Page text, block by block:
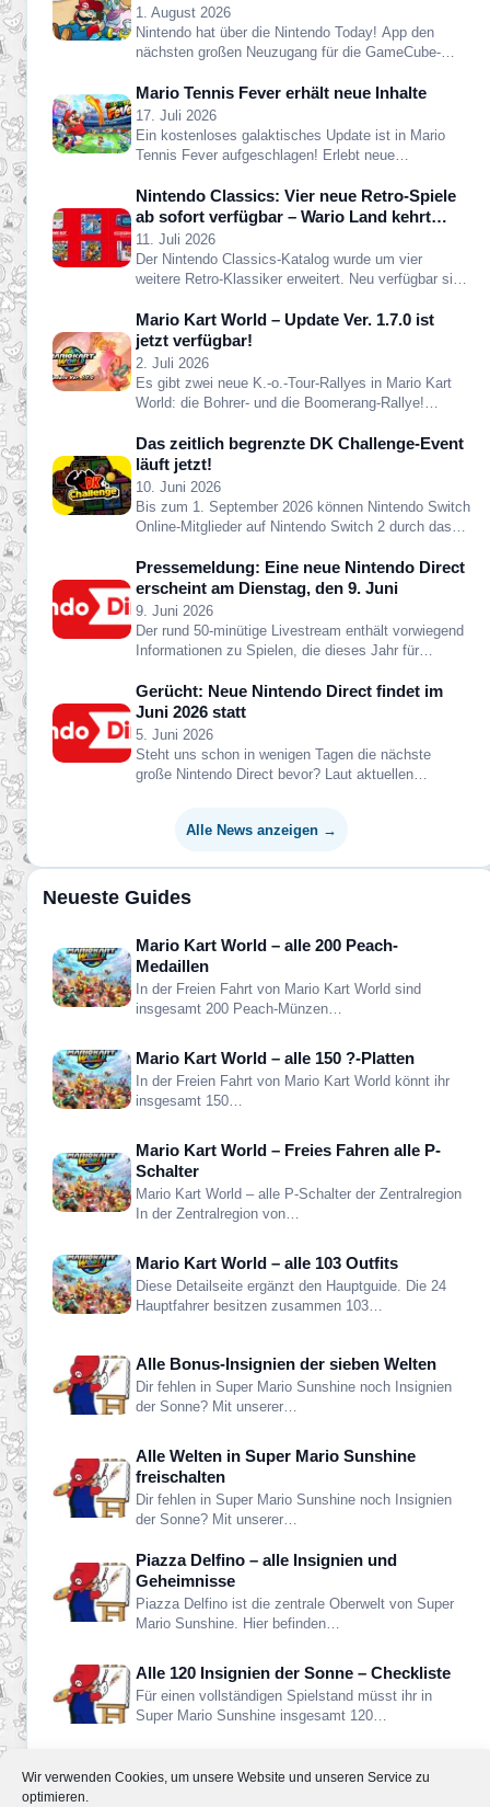
Wir verwenden Cookies, um unsere Website und unseren Service zu
optimieren.
1. August 2026
Nintendo hat über die Nintendo Today! App den
nächsten großen Neuzugang für die GameCube-
Mario Tennis Fever erhält neue Inhalte
17. Juli 2026
Ein kostenloses galaktisches Update ist in Mario
Tennis Fever aufgeschlagen! Erlebt neue
Nintendo Classics: Vier neue Retro-Spiele
ab sofort verfügbar – Wario Land kehrt
zurück
11. Juli 2026
Der Nintendo Classics-Katalog wurde um vier
weitere Retro-Klassiker erweitert. Neu verfügbar sind
Mario Kart World – Update Ver. 1.7.0 ist
jetzt verfügbar!
2. Juli 2026
Es gibt zwei neue K.-o.-Tour-Rallyes in Mario Kart
World: die Bohrer- und die Boomerang-Rallye!…
Das zeitlich begrenzte DK Challenge-Event
läuft jetzt!
10. Juni 2026
Bis zum 1. September 2026 können Nintendo Switch
Online-Mitglieder auf Nintendo Switch 2 durch das
Pressemeldung: Eine neue Nintendo Direct
erscheint am Dienstag, den 9. Juni
9. Juni 2026
Der rund 50-minütige Livestream enthält vorwiegend
Informationen zu Spielen, die dieses Jahr für
Gerücht: Neue Nintendo Direct findet im
Juni 2026 statt
5. Juni 2026
Steht uns schon in wenigen Tagen die nächste
große Nintendo Direct bevor? Laut aktuellen…
Alle News anzeigen →
Neueste Guides
Mario Kart World – alle 200 Peach-
Medaillen
In der Freien Fahrt von Mario Kart World sind
insgesamt 200 Peach-Münzen…
Mario Kart World – alle 150 ?-Platten
In der Freien Fahrt von Mario Kart World könnt ihr
insgesamt 150…
Mario Kart World – Freies Fahren alle P-
Schalter
Mario Kart World – alle P-Schalter der Zentralregion
In der Zentralregion von…
Mario Kart World – alle 103 Outfits
Diese Detailseite ergänzt den Hauptguide. Die 24
Hauptfahrer besitzen zusammen 103
Alle Bonus-Insignien der sieben Welten
Dir fehlen in Super Mario Sunshine noch Insignien
der Sonne? Mit unserer…
Alle Welten in Super Mario Sunshine
freischalten
Dir fehlen in Super Mario Sunshine noch Insignien
der Sonne? Mit unserer…
Piazza Delfino – alle Insignien und
Geheimnisse
Piazza Delfino ist die zentrale Oberwelt von Super
Mario Sunshine. Hier befinden…
Alle 120 Insignien der Sonne – Checkliste
Für einen vollständigen Spielstand müsst ihr in
Super Mario Sunshine insgesamt 120…
Alle Guides anzeigen →